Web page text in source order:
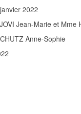
2022
Jean-Marie et Mme
Anne-Sophie